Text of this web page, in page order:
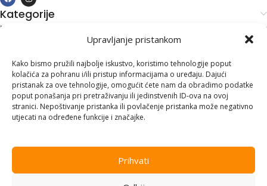
Upravljanje pristankom
Kako bismo pružili najbolje iskustvo, koristimo tehnologije poput
kolačića za pohranu i/ili pristup informacijama o uređaju. Dajući
pristanak za ove tehnologije, omogućit ćete nam da obradimo podatke
poput ponašanja pri pretraživanju ili jedinstvenih ID-ova na ovoj
stranici. Nepoštivanje pristanka ili povlačenje pristanka može negativno
utjecati na određene funkcije i značajke.
Prihvati
Kategorije
Kupovina i podrška
Kontakt informacije
Branilaca Bosne, 75 300 Lukavac
+387 35 555 999
info@pconer.ba